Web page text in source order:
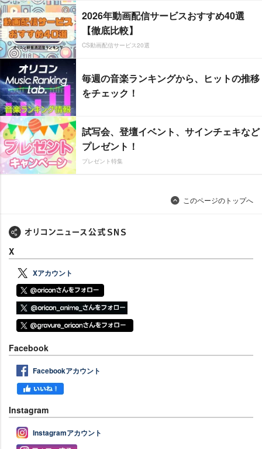
2026年動画配信サービスおすすめ40選
【徹底比較】
CS動画配信サービス20選
毎週の音楽ランキングから、ヒットの推移
をチェック！
試写会、登壇イベント、サインチェキなど
プレゼント！
プレゼント特集
このページのトップへ
X
Xアカウント
Facebook
Facebookアカウント
Instagram
Instagramアカウント